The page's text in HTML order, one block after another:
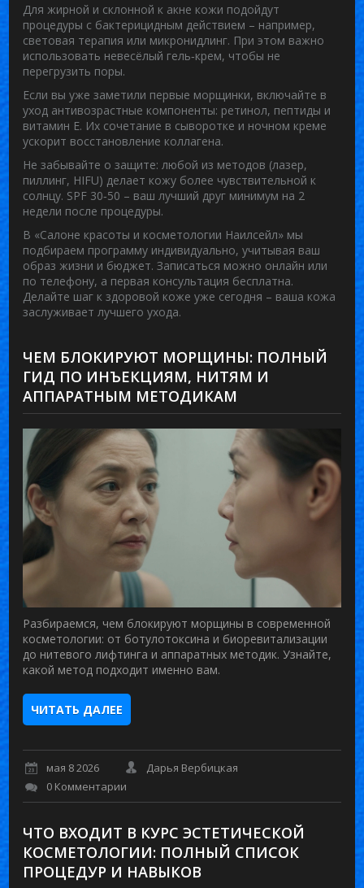
Для жирной и склонной к акне кожи подойдут
процедуры с бактерицидным действием – например,
световая терапия или микронидлинг. При этом важно
использовать невесёлый гель‑крем, чтобы не
перегрузить поры.
Если вы уже заметили первые морщинки, включайте в
уход антивозрастные компоненты: ретинол, пептиды и
витамин Е. Их сочетание в сыворотке и ночном креме
ускорит восстановление коллагена.
Не забывайте о защите: любой из методов (лазер,
пиллинг, HIFU) делает кожу более чувствительной к
солнцу. SPF 30‑50 – ваш лучший друг минимум на 2
недели после процедуры.
В «Салоне красоты и косметологии Наилсейл» мы
подбираем программу индивидуально, учитывая ваш
образ жизни и бюджет. Записаться можно онлайн или
по телефону, а первая консультация бесплатна.
Делайте шаг к здоровой коже уже сегодня – ваша кожа
заслуживает лучшего ухода.
ЧЕМ БЛОКИРУЮТ МОРЩИНЫ: ПОЛНЫЙ
ГИД ПО ИНЪЕКЦИЯМ, НИТЯМ И
АППАРАТНЫМ МЕТОДИКАМ
Разбираемся, чем блокируют морщины в современной
косметологии: от ботулотоксина и биоревитализации
до нитевого лифтинга и аппаратных методик. Узнайте,
какой метод подходит именно вам.
ЧИТАТЬ ДАЛЕЕ
мая 8 2026
Дарья Вербицкая
0 Комментарии
ЧТО ВХОДИТ В КУРС ЭСТЕТИЧЕСКОЙ
КОСМЕТОЛОГИИ: ПОЛНЫЙ СПИСОК
ПРОЦЕДУР И НАВЫКОВ